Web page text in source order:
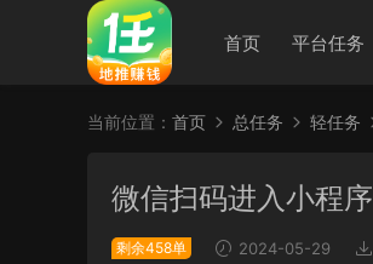
首页 平台任务
当前位置： 首页 总任务 轻任务
微信扫码进入小程序
剩余458单 2024-05-29